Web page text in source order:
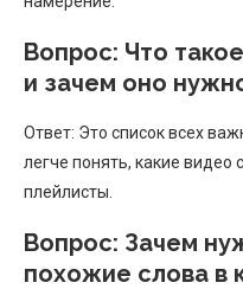
Вопрос: Что
и зачем оно
Ответ: Это список всех
легче понять, какие видео
плейлисты.
Вопрос: Зачем
похожие слова в